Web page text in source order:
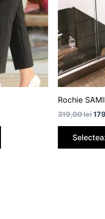
variații.
Opțiunile
pot
fi
alese
în
pagina
Rochie
319,00lei